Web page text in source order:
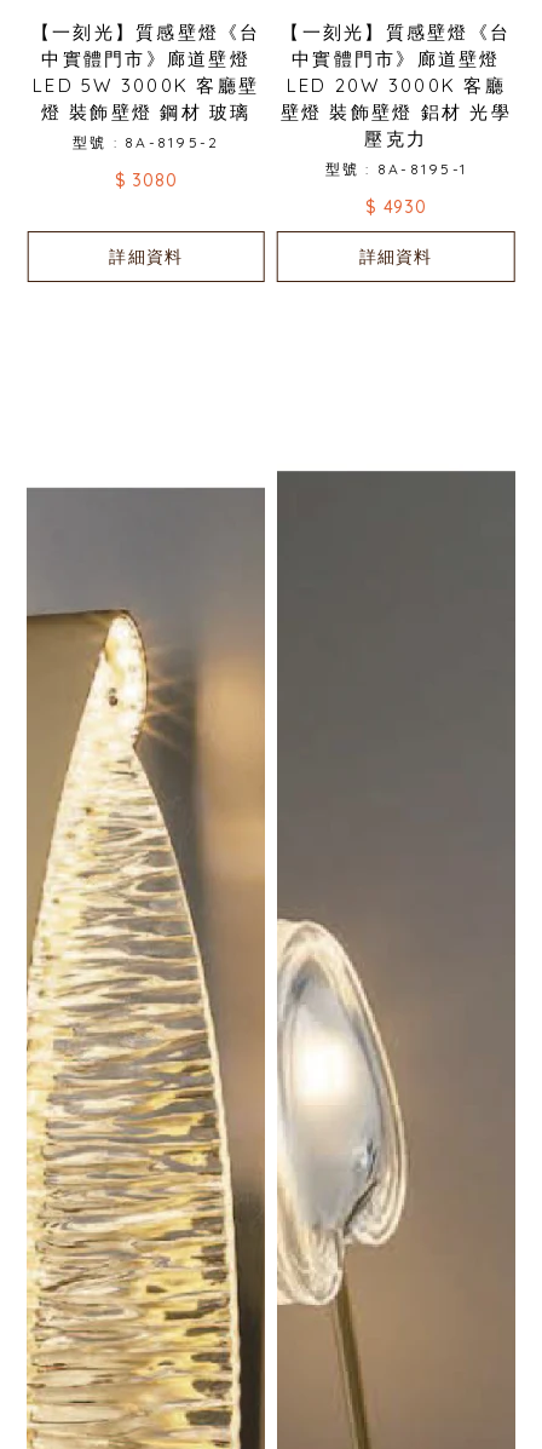
【一刻光】質感壁燈《台
中實體門市》廊道壁燈
LED 5W 3000K 客廳壁
燈 裝飾壁燈 鋼材 玻璃
型號 : 8A-8195-2
$ 3080
詳細資料
【一刻光】質感壁燈《台
中實體門市》廊道壁燈
LED 20W 3000K 客廳
壁燈 裝飾壁燈 鋁材 光學
壓克力
型號 : 8A-8195-1
$ 4930
詳細資料